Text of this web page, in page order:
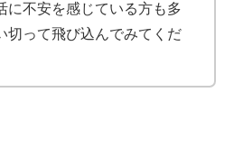
に不安を感じている方も多
切って飛び込んでみてくだ